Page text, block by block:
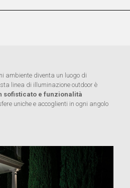
ambiente diventa un luogo di
linea di illuminazione outdoor è
sofisticato e funzionalità
uniche e accoglienti in ogni angolo